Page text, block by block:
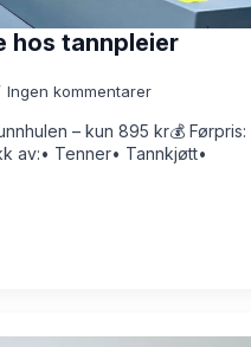
hos tannpleier
Ingen kommentarer
– kun 895 kr💰 Førpris:
av:• Tenner• Tannkjøtt•